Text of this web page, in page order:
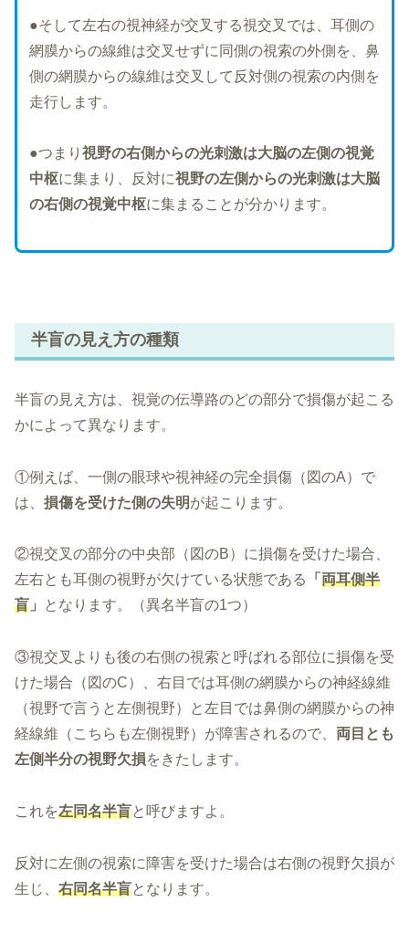
●そして左右の視神経が交叉する視交叉では、耳側の
網膜からの線維は交叉せずに同側の視索の外側を、鼻
側の網膜からの線維は交叉して反対側の視索の内側を
走行します。
●つまり 視野の右側からの光刺激は大脳の左側の視覚
中枢に集まり、反対に視野の左側からの光刺激は大脳
の右側の視覚中枢に集まることが分かります。
半盲の見え方の種類
半盲の見え方は、視覚の伝導路のどの部分で損傷が起こる
かによって異なります。
①例えば、一側の眼球や視神経の完全損傷（図のA）で
は、 損傷を受けた側の失明が起こります。
②視交叉の部分の中央部（図のB）に損傷を受けた場合、
左右とも耳側の視野が欠けている状態である
「 両耳側半
盲 」 となります。（異名半盲の1つ）
③視交叉よりも後の右側の視索と呼ばれる部位に損傷を受
けた場合（図のC）、右目では耳側の網膜からの神経線維
（視野で言うと左側視野）と左目では鼻側の網膜からの神
経線維（こちらも左側視野）が障害されるので、 両目とも
左側半分の視野欠損をきたします。
これを左同名半盲と呼びますよ。
反対に左側の視索に障害を受けた場合は右側の視野欠損が
生じ、 右同名半盲となります。